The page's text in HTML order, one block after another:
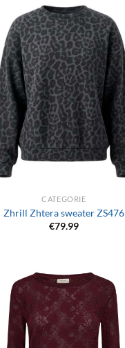
CATEGORIE
Zhrill Zhtera sweater ZS476
€79.99